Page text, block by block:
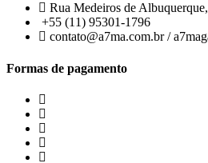
Rua Medeiros de
+55 (11) 95301-1796
contato@a7ma.com.br /
Formas de pagamento